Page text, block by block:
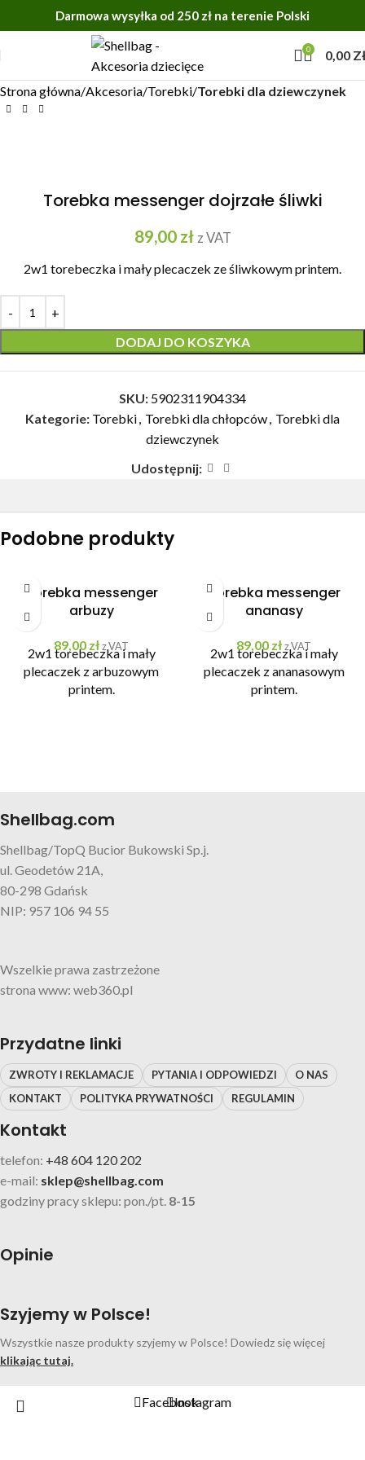
Darmowa wysyłka od 250 zł na terenie Polski
0 0,00
Strona główna Akcesoria Torebki Torebki dla dziewczynek
Torebka messenger dojrzałe śliwki
89,00 zł z VAT
2w1 torebeczka i mały plecaczek ze śliwkowym printem.
DODAJ DO KOSZYKA
SKU: 5902311904334
Kategorie: Torebki, Torebki dla chłopców, Torebki dla
dziewczynek
Udostępnij:
Podobne produkty
Torebka messenger
arbuzy
89,00 złz VAT
2w1 torebeczka i mały
plecaczek z arbuzowym
printem.
Torebka messenger
ananasy
89,00 złz VAT
2w1 torebeczka i mały
plecaczek z ananasowym
printem.
Shellbag.com
Shellbag/TopQ Bucior Bukowski Sp.j.
ul. Geodetów 21A,
80-298 Gdańsk
NIP: 957 106 94 55
Wszelkie prawa zastrzeżone
strona www: web360.pl
Przydatne linki
ZWROTY I REKLAMACJE PYTANIA I ODPOWIEDZI
O NAS
KONTAKT
POLITYKA PRYWATNOŚCI REGULAMIN
Kontakt
telefon: +48 604 120 202
e-mail: sklep@shellbag.com
godziny pracy sklepu: pon./pt. 8-15
Opinie
Szyjemy w Polsce!
Wszystkie nasze produkty szyjemy w Polsce! Dowiedz się więcej
klikając tutaj.
FacebookInstagram